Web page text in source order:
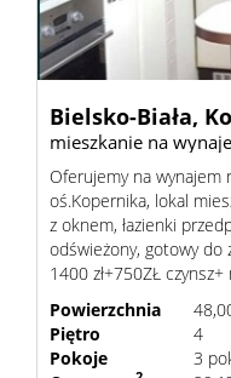
Bielsko-Biała,
mieszkanie na
Oferujemy na wynajem
oś.Kopernika, lokal
z oknem, łazienki
odświeżony, gotowy do
1400 zł+750ZŁ
Powierzchnia
Piętro
4
Pokoje
3